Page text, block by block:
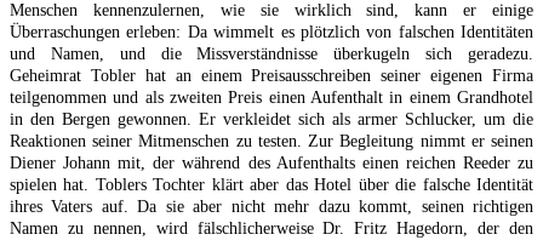
Menschen kennenzulernen, wie sie wirklich sind, kann er einige
Überraschungen erleben: Da wimmelt es plötzlich von falschen Identitäten
und Namen, und die Missverständnisse überkugeln sich geradezu.
Geheimrat Tobler hat an einem Preisausschreiben seiner eigenen Firma
teilgenommen und als zweiten Preis einen Aufenthalt in einem Grandhotel
in den Bergen gewonnen. Er verkleidet sich als armer Schlucker, um die
Reaktionen seiner Mitmenschen zu testen. Zur Begleitung nimmt er seinen
Diener Johann mit, der während des Aufenthalts einen reichen Reeder zu
spielen hat. Toblers Tochter klärt aber das Hotel über die falsche Identität
ihres Vaters auf. Da sie aber nicht mehr dazu kommt, seinen richtigen
Namen zu nennen, wird fälschlicherweise Dr. Fritz Hagedorn, der den